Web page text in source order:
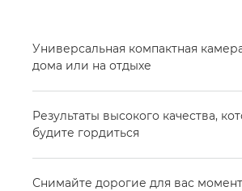
Универсальная компактная
дома или на отдыхе
Результаты высокого качества,
будите гордиться
Снимайте дорогие для вас